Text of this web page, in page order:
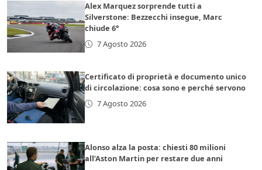
Alex Marquez sorprende tutti a
Silverstone: Bezzecchi insegue, Marc
chiude 6°
7 Agosto 2026
Certificato di proprietà e documento unico
di circolazione: cosa sono e perché servono
7 Agosto 2026
Alonso alza la posta: chiesti 80 milioni
all’Aston Martin per restare due anni